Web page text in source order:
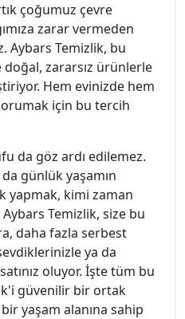
çoğumuz çevre
zarar vermeden
Aybars Temizlik, bu
zararsız ürünlerle
Hem evinizde hem
için bu tercih
da göz ardı edilemez.
günlük yaşamın
yapmak, kimi zaman
Temizlik, size bu
daha fazla serbest
ya da
oluyor. İşte tüm bu
güvenilir bir ortak
yaşam alanına sahip